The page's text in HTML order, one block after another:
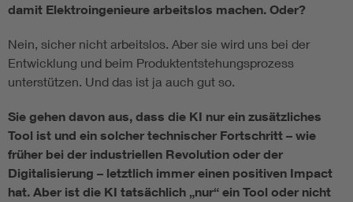
damit Elektroingenieure arbeitslos machen. Oder?
Nein, sicher nicht arbeitslos. Aber sie wird uns bei der
Entwicklung und beim Produktentstehungsprozess
unterstützen. Und das ist ja auch gut so.
Sie gehen davon aus, dass die KI nur ein zusätzliches
Tool ist und ein solcher technischer Fortschritt – wie
früher bei der industriellen Revolution oder der
Digitalisierung – letztlich immer einen positiven Impact
hat. Aber ist die KI tatsächlich „nur“ ein Tool oder nicht